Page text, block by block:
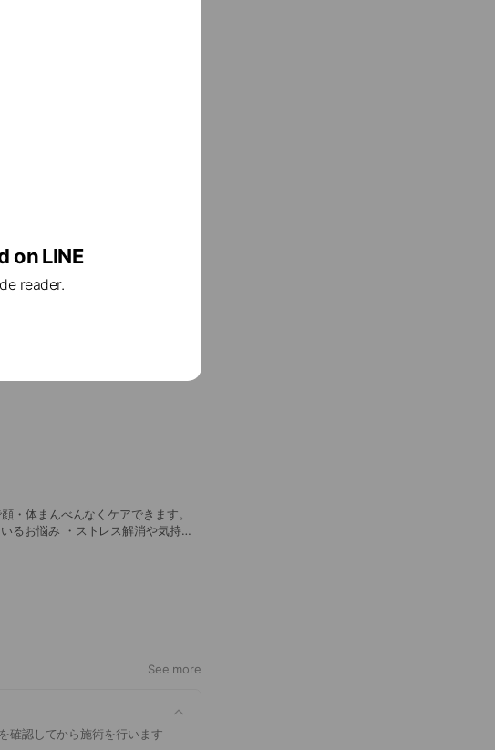
ルまで含んだコースです。 ※初め
価格 ¥3,980です。
るお悩み ・ストレス解消や気持ち
See more
確認してから施術を行います
on LINE
reader.